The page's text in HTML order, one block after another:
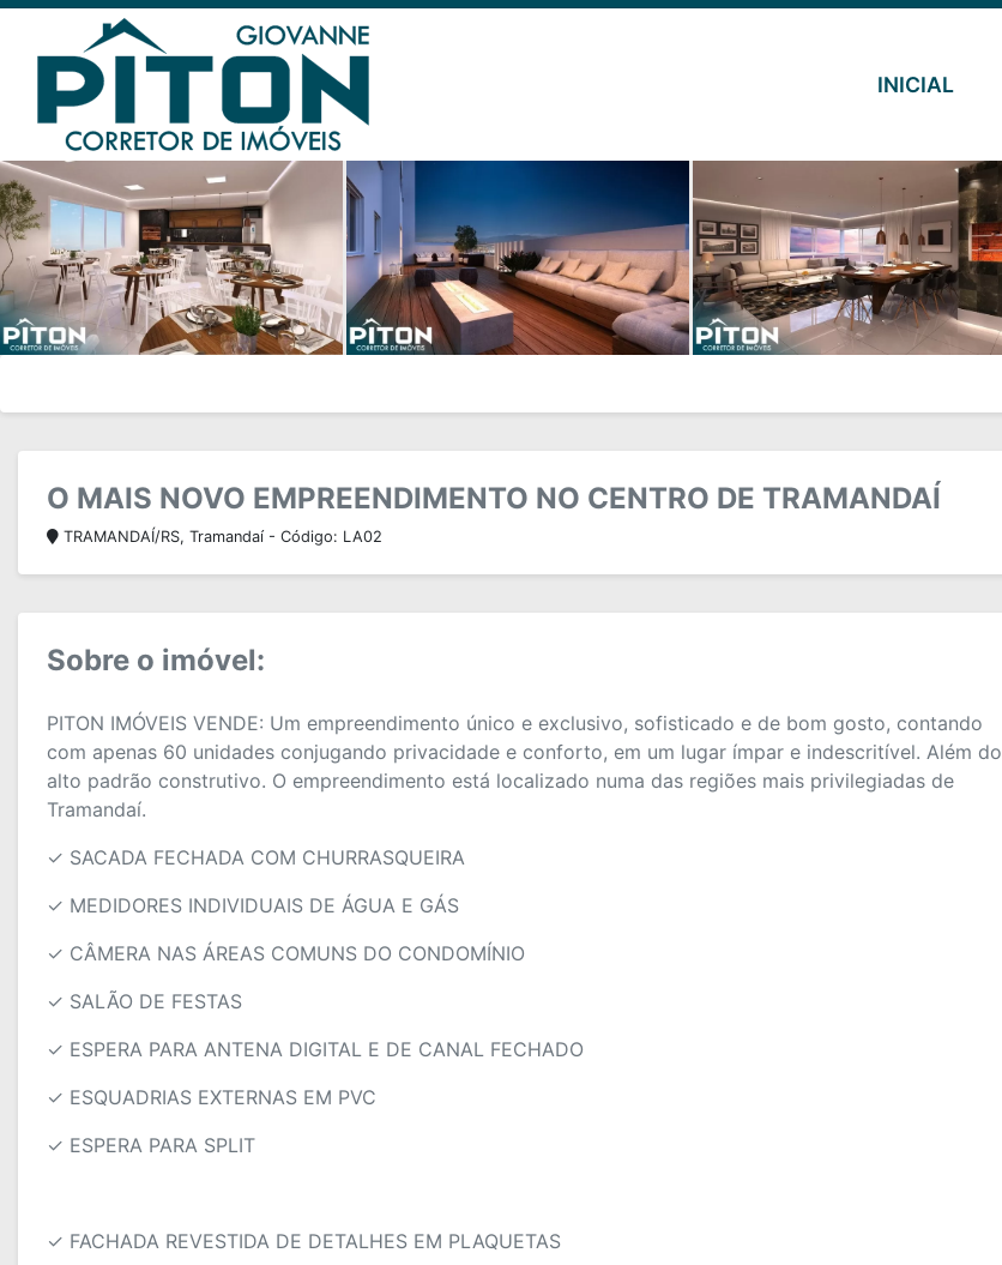
INICIAL
O MAIS NOVO EMPREENDIMENTO NO CENTRO DE TRAMANDAÍ
TRAMANDAÍ/RS, Tramandaí - Código: LA02
Sobre o imóvel:
PITON IMÓVEIS VENDE: Um empreendimento único e exclusivo, sofisticado e de bom gosto, contando
com apenas 60 unidades conjugando privacidade e conforto, em um lugar ímpar e indescritível. Além do
alto padrão construtivo. O empreendimento está localizado numa das regiões mais privilegiadas de
Tramandaí.
✓ SACADA FECHADA COM CHURRASQUEIRA
✓ MEDIDORES INDIVIDUAIS DE ÁGUA E GÁS
✓ CÂMERA NAS ÁREAS COMUNS DO CONDOMÍNIO
✓ SALÃO DE FESTAS
✓ ESPERA PARA ANTENA DIGITAL E DE CANAL FECHADO
✓ ESQUADRIAS EXTERNAS EM PVC
✓ ESPERA PARA SPLIT
✓ FACHADA REVESTIDA DE DETALHES EM PLAQUETAS